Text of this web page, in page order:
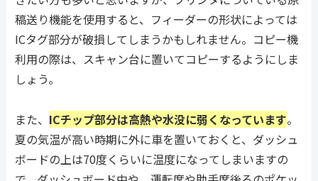
稿送り機能を使用すると、フィーダーの形状によっては
ICタグ部分が破損してしまうかもしれません。コピー機
利用の際は、スキャン台に置いてコピーするようにしま
しょう。
また、 ICチップ部分は高熱や水没に弱くなっています。
夏の気温が高い時期に外に車を置いておくと、ダッシュ
ボードの上は70度くらいに温度になってしまいますの